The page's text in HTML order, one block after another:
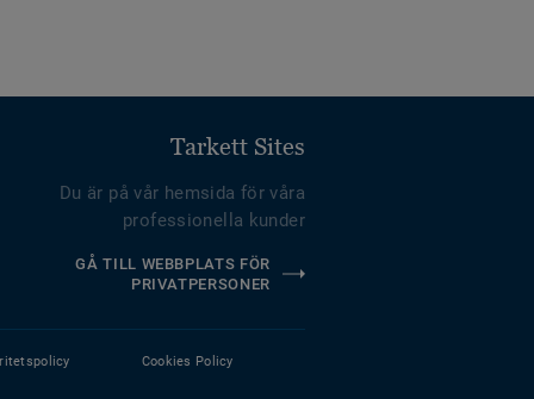
Tarkett Sites
Du är på vår hemsida för våra
professionella kunder
GÅ TILL WEBBPLATS FÖR
PRIVATPERSONER
Cookies Policy